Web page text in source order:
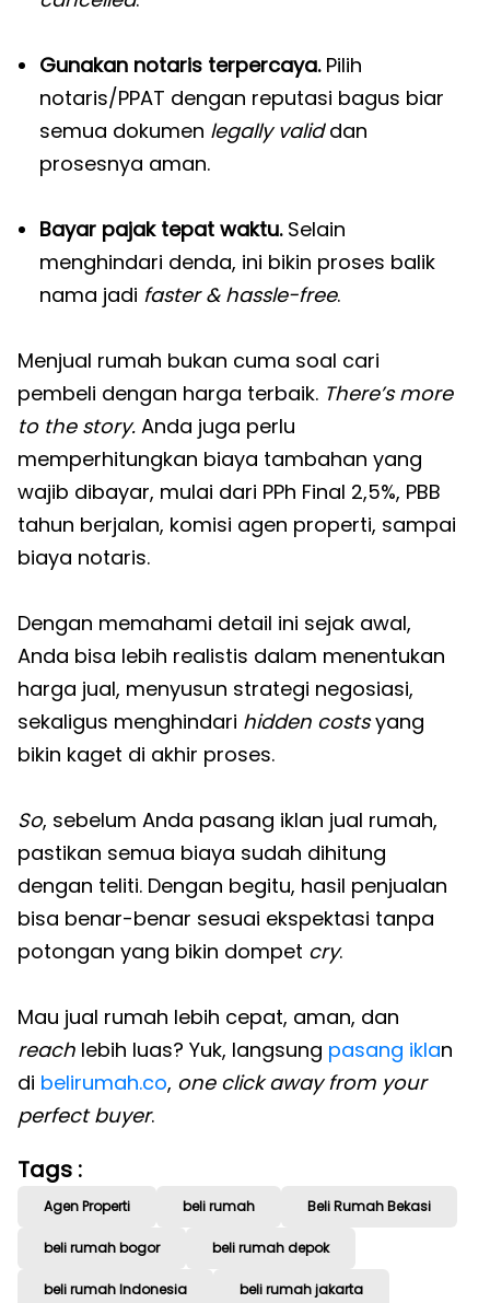
Gunakan notaris terpercaya.Pilih
notaris/PPAT dengan reputasi bagus biar
semua dokumen legally validdan
prosesnya aman.
Bayar pajak tepat waktu.Selain
menghindari denda, ini bikin proses balik
nama jadi faster & hassle-free.
Menjual rumah bukan cuma soal cari
pembeli dengan harga terbaik. There’s more
to the story. Anda juga perlu
memperhitungkan biaya tambahan yang
wajib dibayar, mulai dari PPh Final 2,5%, PBB
tahun berjalan, komisi agen properti, sampai
biaya notaris.
Dengan memahami detail ini sejak awal,
Anda bisa lebih realistis dalam menentukan
harga jual, menyusun strategi negosiasi,
sekaligus menghindari hidden costsyang
bikin kaget di akhir proses.
So, sebelum Anda pasang iklan jual rumah,
pastikan semua biaya sudah dihitung
dengan teliti. Dengan begitu, hasil penjualan
bisa benar-benar sesuai ekspektasi tanpa
potongan yang bikin dompet cry.
Mau jual rumah lebih cepat, aman, dan
reach lebih luas? Yuk, langsung pasang iklan
di belirumah.co, one click away from your
perfect buyer.
Tags :
Agen Properti beli rumah Beli Rumah Bekasi
beli rumah bogor beli rumah depok
beli rumah Indonesia beli rumah jakarta